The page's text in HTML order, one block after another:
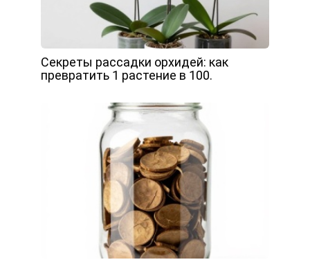
Секреты рассадки орхидей: как
превратить 1 растение в 100.